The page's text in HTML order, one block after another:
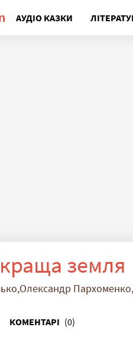
АУДІО КАЗКИ
земля
КОМЕНТАРІ (0)